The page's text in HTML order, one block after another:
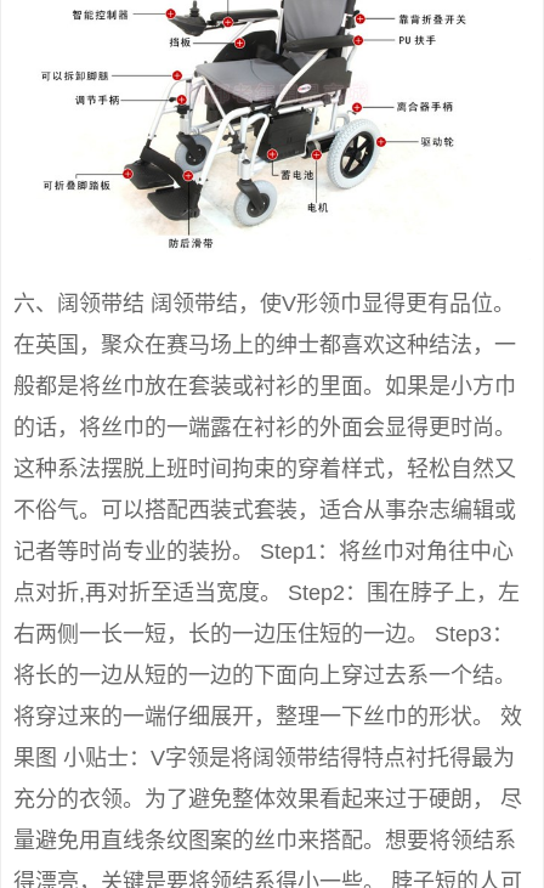
六、阔领带结 阔领带结，使V形领巾显得更有品位。
在英国，聚众在赛马场上的绅士都喜欢这种结法，一
般都是将丝巾放在套装或衬衫的里面。如果是小方巾
的话，将丝巾的一端露在衬衫的外面会显得更时尚。
这种系法摆脱上班时间拘束的穿着样式，轻松自然又
不俗气。可以搭配西装式套装，适合从事杂志编辑或
记者等时尚专业的装扮。 Step1：将丝巾对角往中心
点对折,再对折至适当宽度。 Step2：围在脖子上，左
右两侧一长一短，长的一边压住短的一边。 Step3：
将长的一边从短的一边的下面向上穿过去系一个结。
将穿过来的一端仔细展开，整理一下丝巾的形状。 效
果图 小贴士：V字领是将阔领带结得特点衬托得最为
充分的衣领。为了避免整体效果看起来过于硬朗， 尽
量避免用直线条纹图案的丝巾来搭配。想要将领结系
得漂亮，关键是要将领结系得小一些。 脖子短的人可